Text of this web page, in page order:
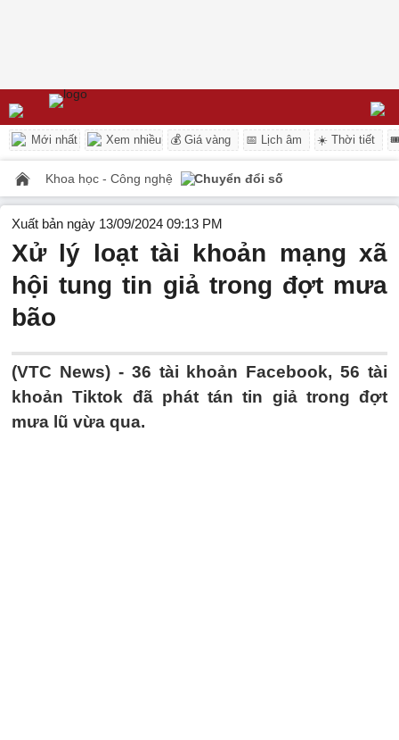
Mới nhất Xem nhiều 💰 Giá vàng 📅 Lịch âm ☀️ Thời tiết
Khoa học - Công nghệ Chuyển đổi số
Xuất bản ngày 13/09/2024 09:13 PM
Xử lý loạt tài khoản mạng xã
hội tung tin giả trong đợt mưa
bão
(VTC News) - 36 tài khoản Facebook, 56 tài
khoản Tiktok đã phát tán tin giả trong đợt
mưa lũ vừa qua.